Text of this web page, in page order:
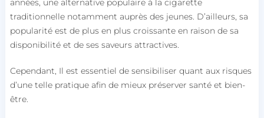
années, une alternative populaire à la cigarette
traditionnelle notamment auprès des jeunes. D’ailleurs, sa
popularité est de plus en plus croissante en raison de sa
disponibilité et de ses saveurs attractives.
Cependant, Il est essentiel de sensibiliser quant aux risques
d’une telle pratique afin de mieux préserver santé et bien-
être.